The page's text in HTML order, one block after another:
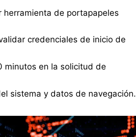
de portapapeles
credenciales de inicio de
minutos en la solicitud de
sistema y datos de navegación.